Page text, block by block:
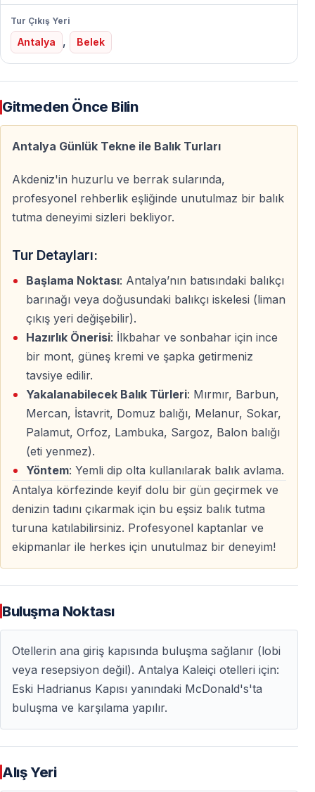
Profesyonel Rehberlik
— Deneyimli kaptanlar
Tur Programı
Sabah Başlangıcı
Tur, sabah erken saatlerdeotelinizden alınmanızla
Balıkçı Teknesine Ulaşım
Yaklaşık40 dakikalık kara yolculuğusonrası balıkçı
teknesine geçilir.
Balık Tutma Etabı
— Antalya Körfezi açıklarında
— 30–60 metre derinlikte
— Akdeniz’in en verimli balık noktalarında avlanma
Karşılaşılabilecek Balık Türleri
— Çupra
— Orfoz
— Barbun
— Mevsime bağlı olarak yaklaşık10 farklı Akdeniz
balık türü
Tur Süresi
— Ortalama5 saat
— Deniz ve hava koşullarına göre küçük değişiklikler
olabilir
Tur Bitişi
— En geç15:00 civarındaotele dönüş
Bu Balık Tutma Turunu Neden Tercih
Etmelisiniz
Tur Çıkış Yeri
Antalya , Belek
Gitmeden Önce Bilin
Antalya Günlük Tekne ile Balık Turları
Akdeniz'in huzurlu ve berrak sularında,
profesyonel rehberlik eşliğinde unutulmaz bir balık
tutma deneyimi sizleri bekliyor.
Tur Detayları:
Başlama Noktası: Antalya’nın batısındaki balıkçı
barınağı veya doğusundaki balıkçı iskelesi (liman
çıkış yeri değişebilir).
Hazırlık Önerisi: İlkbahar ve sonbahar için ince
bir mont, güneş kremi ve şapka getirmeniz
tavsiye edilir.
Yakalanabilecek Balık Türleri: Mırmır, Barbun,
Mercan, İstavrit, Domuz balığı, Melanur, Sokar,
Palamut, Orfoz, Lambuka, Sargoz, Balon balığı
(eti yenmez).
Yöntem: Yemli dip olta kullanılarak balık avlama.
Antalya körfezinde keyif dolu bir gün geçirmek ve
denizin tadını çıkarmak için bu eşsiz balık tutma
turuna katılabilirsiniz. Profesyonel kaptanlar ve
ekipmanlar ile herkes için unutulmaz bir deneyim!
Buluşma Noktası
Otellerin ana giriş kapısında buluşma sağlanır (lobi
veya resepsiyon değil). Antalya Kaleiçi otelleri için:
Eski Hadrianus Kapısı yanındaki McDonald's'ta
buluşma ve karşılama yapılır.
Alış Yeri